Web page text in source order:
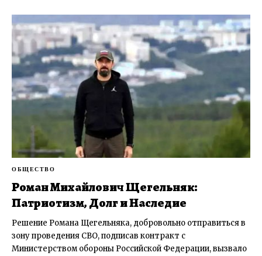
ОБЩЕСТВО
Роман Михайлович Щегельняк:
Патриотизм, Долг и Наследие
Решение Романа Щегельняка, добровольно отправиться в
зону проведения СВО, подписав контракт с
Министерством обороны Российской Федерации, вызвало